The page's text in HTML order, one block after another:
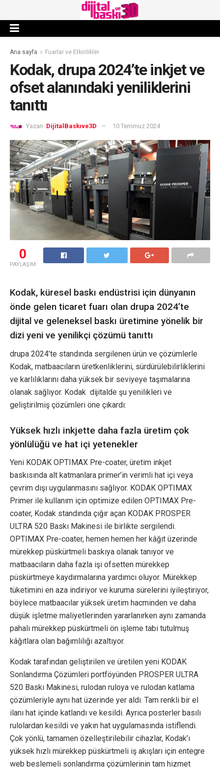
Ana sayfa Fuarlar ve Etkinlikler
Kodak, drupa 2024’te inkjet ve
ofset alanındaki yeniliklerini
tanıttı
Yazan: DijitalBaskıve3D 10 Temmuz 2024
0
PAYLAŞIM
Kodak, küresel baskı endüstrisi için dünyanın
önde gelen ticaret fuarı olan drupa 2024’te
dijital ve geleneksel baskı üretimine yönelik bir
dizi yeni ve yenilikçi çözümü tanıttı
drupa 2024’te standında sergilenen ürün ve çözümlerle
Kodak, matbaacıların üretkenliklerini, sürdürülebilirliklerini
ve karlılıklarını daha yüksek bir seviyeye taşımalarına
olanak sağlıyor. Kodak dijitalde şu yenilikleri ve
geliştirilmiş çözümleri öne çıkardı:
Yüksek hızlı inkjette daha fazla üretim çok
yönlülüğü ve hat içi yetenekler
Yeni KODAK OPTIMAX Pre-coater, üretim inkjet
baskısında alt katmanlara primer’in verimli hat içi veya
çevrim dışı uygulanmasını sağlıyor. KODAK OPTIMAX
Primer ile kullanım için optimize edilen OPTIMAX Pre-
coater, Kodak standında çığır açan KODAK PROSPER
ULTRA 520 Baskı Makinesi ile birlikte sergilendi.
OPTIMAX Pre-coater, hemen hemen her kâğıt üzerinde
mürekkep püskürtmeli baskıya olanak tanıyor ve
matbaacıların daha fazla işi ofsetten mürekkep
püskürtmeye kaydırmalarına yardımcı oluyor. Mürekkep
tüketimini en aza indiriyor ve kuruma sürelerini iyileştiriyor,
böylece matbaacılar yüksek üretim hacminden ve daha
düşük işletme maliyetlerinden yararlanırken aynı zamanda
pahalı mürekkep püskürtmeli ön işleme tabi tutulmuş
kâğıtlara olan bağımlılığı azaltıyor.
Kodak tarafından geliştirilen ve üretilen yeni KODAK
Sonlandırma Çözümleri portföyünden PROSPER ULTRA
520 Baskı Makinesi, rulodan ruloya ve rulodan katlama
çözümleriyle aynı hat üzerinde yer aldı. Tam renkli bir el
ilanı hat içinde katlandı ve kesildi. Ayrıca posterler basılı
rulolardan kesildi ve yakın hat uygulamasında istiflendi.
Çok yönlü, tamamen özelleştirilebilir cihazlar, Kodak’ı
yüksek hızlı mürekkep püskürtmeli iş akışları için entegre
web beslemeli sonlandırma çözümlerinin tam hizmet